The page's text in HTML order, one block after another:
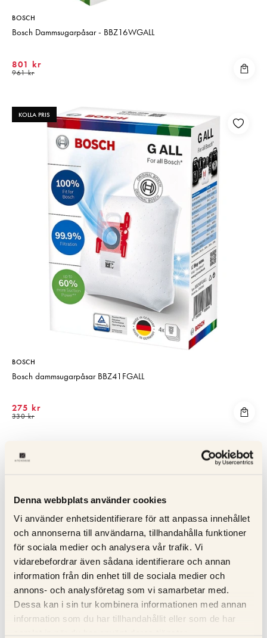
Denna webbplats använder cookies
Vi använder enhetsidentifierare för att anpassa innehållet
och annonserna till användarna, tillhandahålla funktioner
för sociala medier och analysera vår trafik. Vi
vidarebefordrar även sådana identifierare och annan
information från din enhet till de sociala medier och
annons- och analysföretag som vi samarbetar med.
Dessa kan i sin tur kombinera informationen med annan
information som du har tillhandahållit eller som de har
BOSCH
Bosch Dammsugarpåsar - BBZ16WGALL
801 kr
961 kr
KOLLA PRIS
BOSCH
Bosch dammsugarpåsar BBZ41FGALL
275 kr
330 kr
KOLLA PRIS